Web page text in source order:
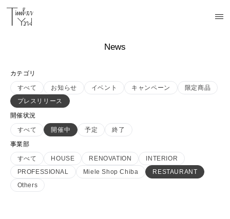
News
カテゴリ
すべて
お知らせ イベント キャンペーン
限定商品
プレスリリース
開催状況
すべて
開催中 予定
終了
事業部
すべて
HOUSE RENOVATION
INTERIOR
PROFESSIONAL
Miele Shop Chiba
RESTAURANT
Others